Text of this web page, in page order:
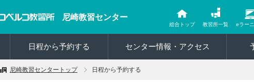
尼崎教習センター
総合トップ 教習所一覧 eラー
日程から予約する センター情報・アクセス
尼崎教習センタートップ 日程から予約する